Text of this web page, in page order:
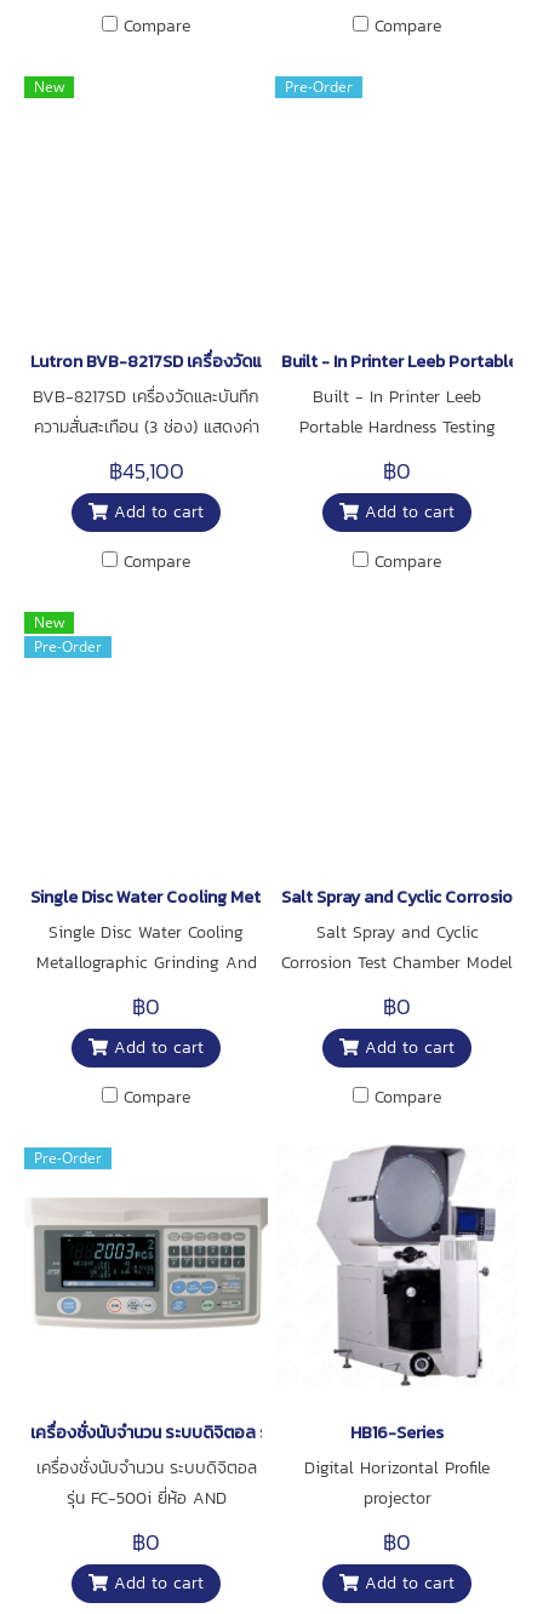
สาธารณรัฐประชาชนจีน - รับ
ประกันคุณภาพ 1 ปี
Compare
Compare
New
Lutron BVB-8217SD เครื่องวัดและบันทึกความสั่นสะเทือน 3 Channels |
BVB-8217SD เครื่องวัดและบันทึก
ความสั่นสะเทือน (3 ช่อง) แสดงค่า
การสั่นสะเทือนของแกน X, Y, Z
(CH1 to CH3) ในเวลาเดียวกัน
รองรับการวัดความสั่นสะเทือนถึง
3 รูปแบบ ด้วยฟังก์ชั่นการวัด
Acceleration: 200 m/s2 |
Velocity : 200 mm/s |
Displacement (p-p): 2mm ใน
เขียว เชื่อมต่อกับ COMPUTER
ด้วย RS232/USB PC interface
ยี่ห้อ Lutron
฿45,100
Add to cart
Compare
Pre-Order
Built - In Printer Leeb Portable
Built - In Printer Leeb
Portable Hardness Testing
Equipment With RS232 /
Large Memory
฿0
Add to cart
Compare
New
Pre-Order
Single Disc Water Cooling Metallographic Grinding And Polishing
Single Disc Water Cooling
Metallographic Grinding And
Polishing Machine
฿0
Add to cart
Compare
Salt Spray and Cyclic Corrosion
Salt Spray and Cyclic
Corrosion Test Chamber Model
iSalt-K800T Brand ARC
VISION
฿0
Add to cart
Compare
Pre-Order
เครื่องชั่งนับจำนวน ระบบดิจิตอล รุ่น FC-500i ยี่ห้อ AND
เครื่องชั่งนับจำนวน ระบบดิจิตอล
รุ่น FC-500i ยี่ห้อ AND
฿0
Add to cart
HB16-Series
Digital Horizontal Profile
projector
฿0
Add to cart